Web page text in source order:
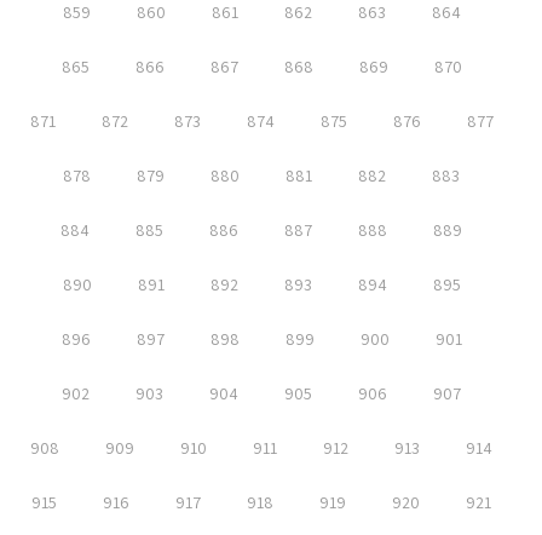
859 860 861 862 863 864
865 866 867 868 869 870
871 872 873 874 875 876 877
878 879 880 881 882 883
884 885 886 887 888 889
890 891 892 893 894 895
896 897 898 899 900 901
902 903 904 905 906 907
908 909 910 911 912 913 914
915 916 917 918 919 920 921